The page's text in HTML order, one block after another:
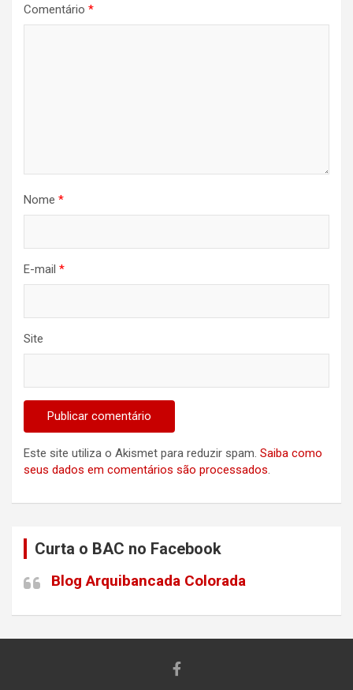
Comentário *
Nome *
E-mail *
Site
Este site utiliza o Akismet para reduzir spam. Saiba como
seus dados em comentários são processados.
Curta o BAC no Facebook
Blog Arquibancada Colorada